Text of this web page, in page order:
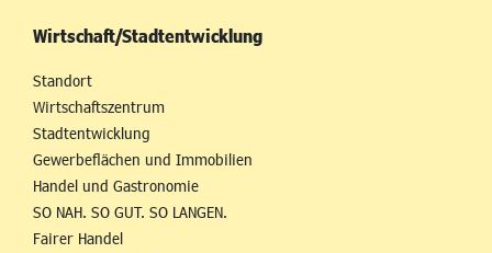
Wirtschaft/Stadtentwicklung
Standort
Wirtschaftszentrum
Stadtentwicklung
Gewerbeflächen und Immobilien
Handel und Gastronomie
SO NAH. SO GUT. SO LANGEN.
Fairer Handel